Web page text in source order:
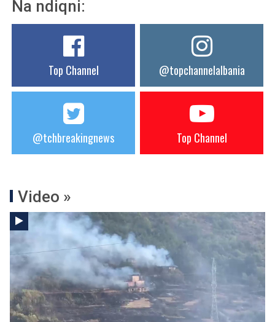
Na ndiqni:
Top Channel @topchannelalbania
@tchbreakingnews Top Channel
Video »